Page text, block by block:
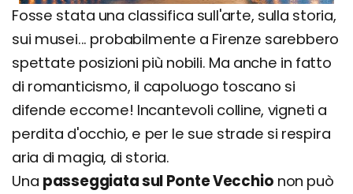
Fosse stata una classifica sull'arte, sulla storia,
sui musei... probabilmente a Firenze sarebbero
spettate posizioni più nobili. Ma anche in fatto
di romanticismo, il capoluogo toscano si
difende eccome! Incantevoli colline, vigneti a
perdita d'occhio, e per le sue strade si respira
aria di magia, di storia.
Una passeggiata sul Ponte Vecchio non può